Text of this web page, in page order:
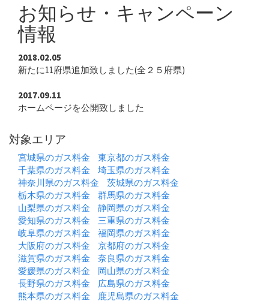
お知らせ・キャンペーン
情報
2018.02.05
新たに11府県追加致しました(全２５府県)
2017.09.11
ホームページを公開致しました
対象エリア
宮城県のガス料金
東京都のガス料金
千葉県のガス料金
埼玉県のガス料金
神奈川県のガス料金
茨城県のガス料金
栃木県のガス料金
群馬県のガス料金
山梨県のガス料金
静岡県のガス料金
愛知県のガス料金
三重県のガス料金
岐阜県のガス料金
福岡県のガス料金
大阪府のガス料金
京都府のガス料金
滋賀県のガス料金
奈良県のガス料金
愛媛県のガス料金
岡山県のガス料金
長野県のガス料金
広島県のガス料金
熊本県のガス料金
鹿児島県のガス料金